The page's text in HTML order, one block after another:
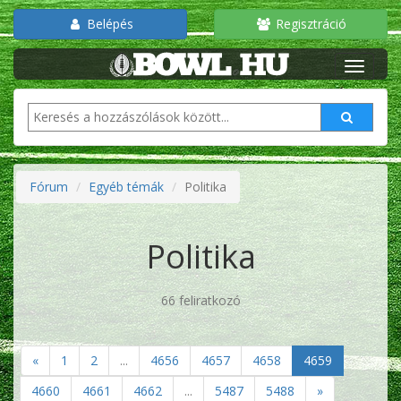
Belépés Regisztráció
Fórum Egyéb témák Politika
Politika
66 feliratkozó
« 1 2 ... 4656 4657 4658
4659
4660
4661 4662 ... 5487 5488 »